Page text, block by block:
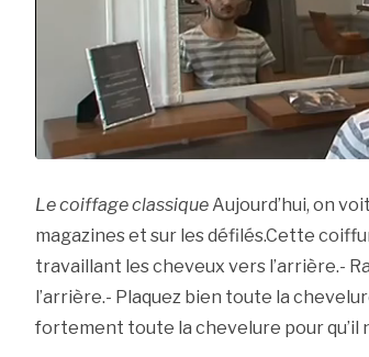
Le coiffage classiqueAujourd’hui, on
magazines et sur les défilés.Cette
travaillant les cheveux vers l’arrière.-
l’arrière.- Plaquez bien toute la
fortement toute la chevelure pour qu’il